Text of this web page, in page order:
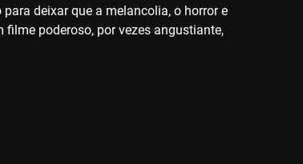
deixar que a melancolia, o horror e
poderoso, por vezes angustiante,